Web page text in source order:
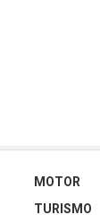
MOTOR
TURISMO